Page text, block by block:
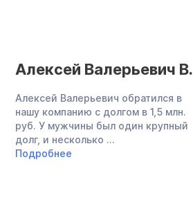
Алексей Валерьевич В.
Алексей Валерьевич обратился в
нашу компанию с долгом в 1,5 млн.
руб. У мужчины был один крупный
долг, и несколько ...
Подробнее